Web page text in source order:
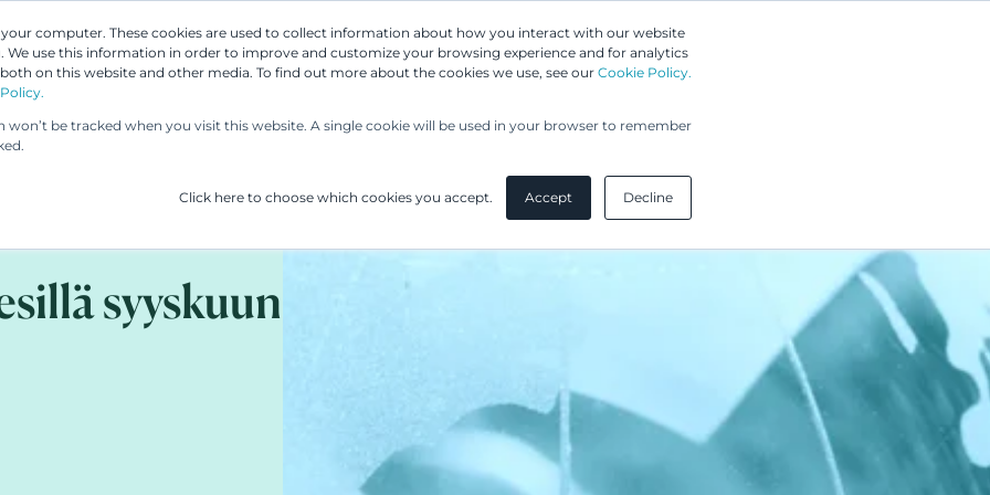
computer. These cookies are used to collect information about how you interact with our website
We use this information in order to improve and customize your browsing experience and for analytics
on this website and other media. To find out more about the cookies we use, see our Cookie Policy.
be tracked when you visit this website. A single cookie will be used in your browser to remember
Click here to choose which cookies you accept. Accept Decline
Asiantuntijamme Palvelumme UP & UPC Asiakkaamme
syyskuun